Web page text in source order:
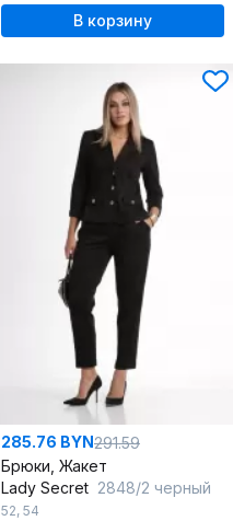
В корзину
285.76 BYN291.59
Брюки, Жакет
Lady Secret 2848/2 черный
52, 54